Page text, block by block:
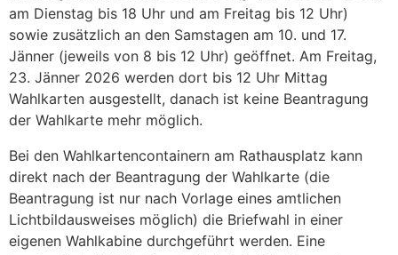
am Dienstag bis 18 Uhr und am Freitag bis 12 Uhr)
sowie zusätzlich an den Samstagen am 10. und 17.
Jänner (jeweils von 8 bis 12 Uhr) geöffnet. Am Freitag,
23. Jänner 2026 werden dort bis 12 Uhr Mittag
Wahlkarten ausgestellt, danach ist keine Beantragung
der Wahlkarte mehr möglich.
Bei den Wahlkartencontainern am Rathausplatz kann
direkt nach der Beantragung der Wahlkarte (die
Beantragung ist nur nach Vorlage eines amtlichen
Lichtbildausweises möglich) die Briefwahl in einer
eigenen Wahlkabine durchgeführt werden. Eine